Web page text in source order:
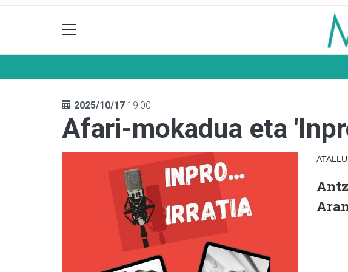
2025/10/17 19:00
Afari-mokadua eta